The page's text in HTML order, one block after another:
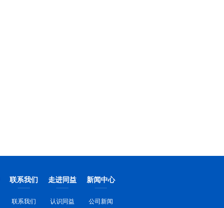
联系我们
联系我们
走进同益
认识同益
新闻中心
公司新闻